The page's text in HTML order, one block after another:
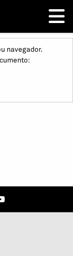
navegador.